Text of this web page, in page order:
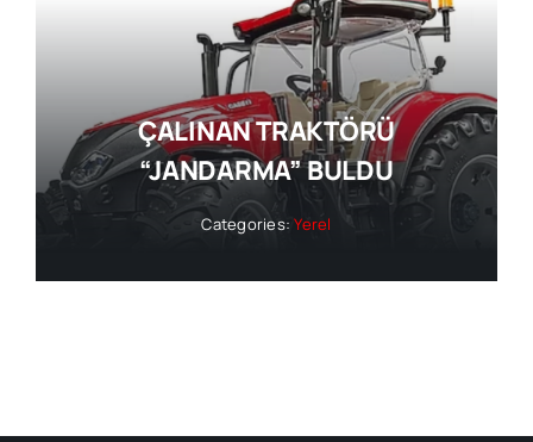
ÇALINAN TRAKTÖRÜ
“JANDARMA” BULDU
Categories:Yerel